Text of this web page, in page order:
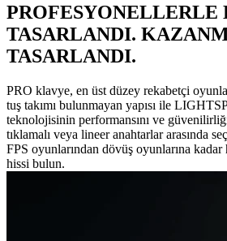
TASARLANDI.
TASARLANDI.
PRO klavye, en üst düzey rekabetçi
tuş takımı bulunmayan yapısı ile
teknolojisinin performansını ve
tıklamalı veya lineer anahtarlar arasında
FPS oyunlarından dövüş oyunlarına
hissi bulun.